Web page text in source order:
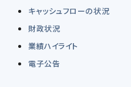
キャッシュフローの状況
財政状況
業績ハイライト
電子公告